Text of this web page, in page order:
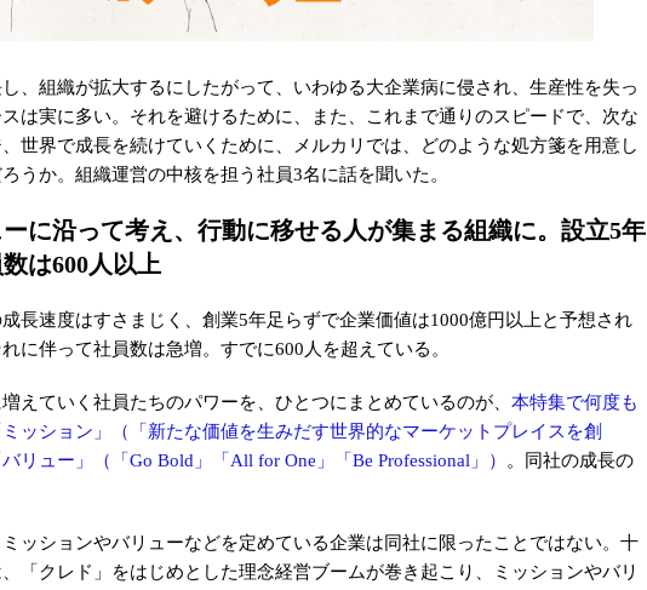
、組織が拡大するにしたがって、いわゆる大企業病に侵され、生産性を失っ
は実に多い。それを避けるために、また、これまで通りのスピードで、次な
世界で成長を続けていくために、メルカリでは、どのような処方箋を用意し
うか。組織運営の中核を担う社員3名に話を聞いた。
に沿って考え、行動に移せる人が集まる組織に。 設立5年
は600人以上
成長速度はすさまじく、創業5年足らずで企業価値は1000億円以上と予想され
に伴って社員数は急増。すでに600人を超えている。
えていく社員たちのパワーを、ひとつにまとめているのが、 本特集で何度も
ッション」（「新たな価値を生みだす世界的なマーケットプレイスを創
リュー」（「Go Bold」「All for One」「Be Professional」）
。同社の成長の
ッションやバリューなどを定めている企業は同社に限ったことではない。十
「クレド」をはじめとした理念経営ブームが巻き起こり、ミッションやバリ